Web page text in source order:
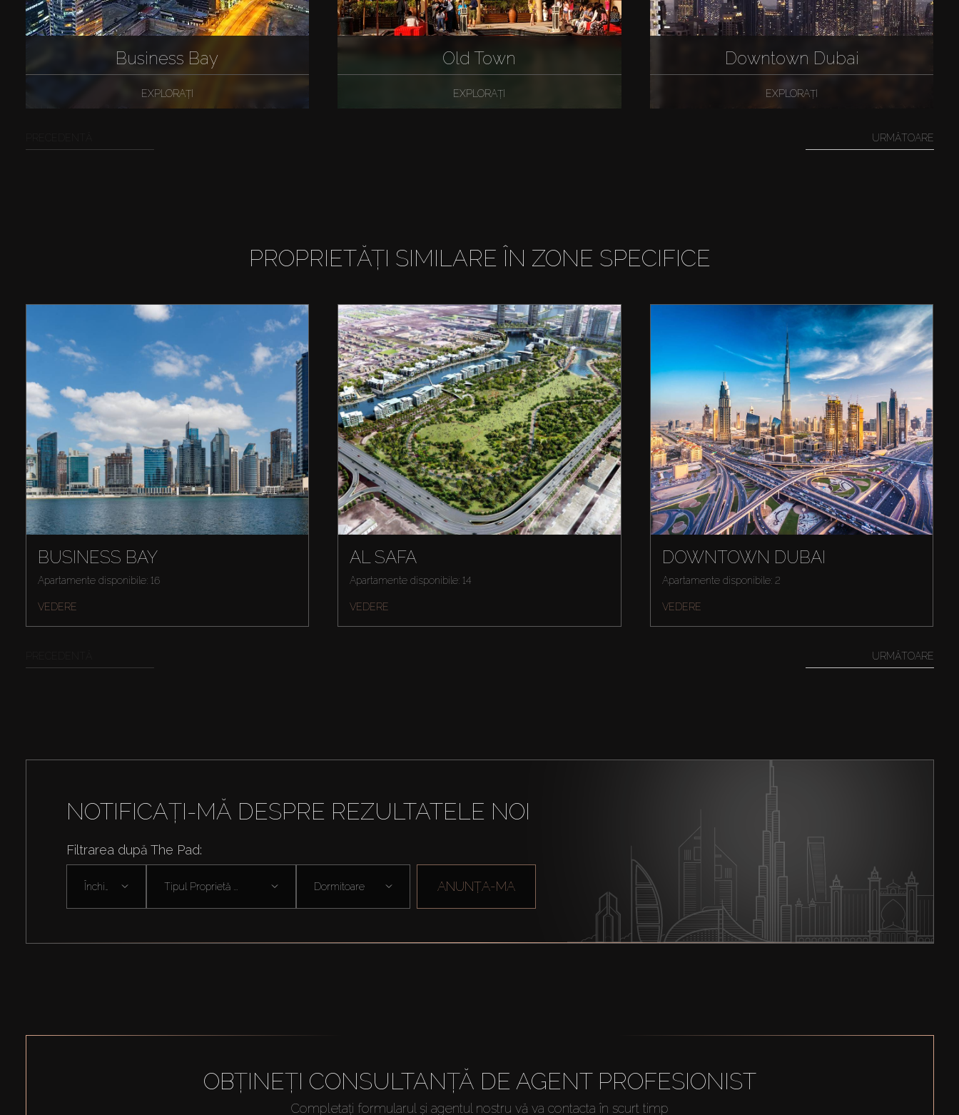
Business Bay
EXPLORAȚI
Old Town
EXPLORAȚI
Downtown Dubai
EXPLORAȚI
URMĂTOARE
PROPRIETĂȚI SIMILARE ÎN ZONE SPECIFICE
BUSINESS BAY
Apartamente disponibile: 16
VEDERE
AL SAFA
Apartamente disponibile: 14
VEDERE
DOWNTOWN DUBAI
Apartamente disponibile: 2
VEDERE
URMĂTOARE
NOTIFICAȚI-MĂ DESPRE REZULTATELE NOI
Filtrarea după The Pad:
Tipul Proprietă ... Dormitoare ANUNȚA-MA
OBȚINEȚI CONSULTANȚĂ DE AGENT PROFESIONIST
Completați formularul și agentul nostru vă va contacta în scurt timp